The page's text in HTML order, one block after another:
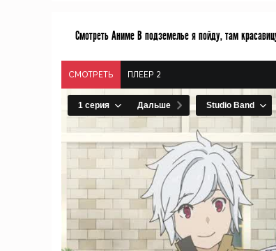
Смотреть Аниме В подземелье я пойду, там
СМОТРЕТЬ ПЛЕЕР 2